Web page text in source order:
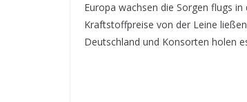
Europa wachsen die Sorgen flugs
Kraftstoffpreise von der Leine
Deutschland und Konsorten holen